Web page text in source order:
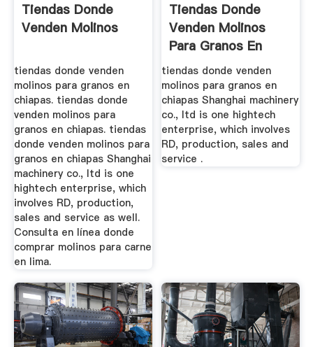
Tiendas Donde
Venden Molinos
tiendas donde venden
molinos para granos en
chiapas. tiendas donde
venden molinos para
granos en chiapas. tiendas
donde venden molinos para
granos en chiapas Shanghai
machinery co., ltd is one
hightech enterprise, which
involves RD, production,
sales and service as well.
Consulta en línea donde
comprar molinos para carne
en lima.
Tiendas Donde
Venden Molinos
Para Granos En
Chiapas
tiendas donde venden
molinos para granos en
chiapas Shanghai machinery
co., ltd is one hightech
enterprise, which involves
RD, production, sales and
service .